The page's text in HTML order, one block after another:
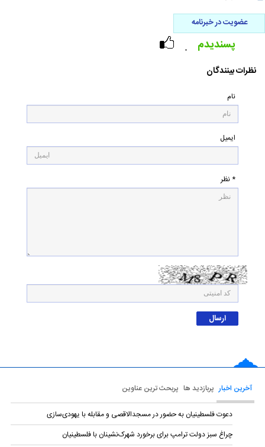
عضویت در خبرنامه
۰ پسندیدم
نظرات بینندگان
نام
ایمیل
* نظر
آخرین اخبار پربازدید ها پربحث ترین عناوین
دعوت فلسطینیان به حضور در مسجدالاقصی و مقابله با یهودی‌سازی
چراغ سبز دولت ترامپ برای برخورد شهرک‌نشینان با فلسطینیان